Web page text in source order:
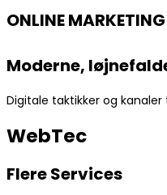
ONLINE MARKETING
Moderne,
Digitale taktikker og
WebTec
Flere Services